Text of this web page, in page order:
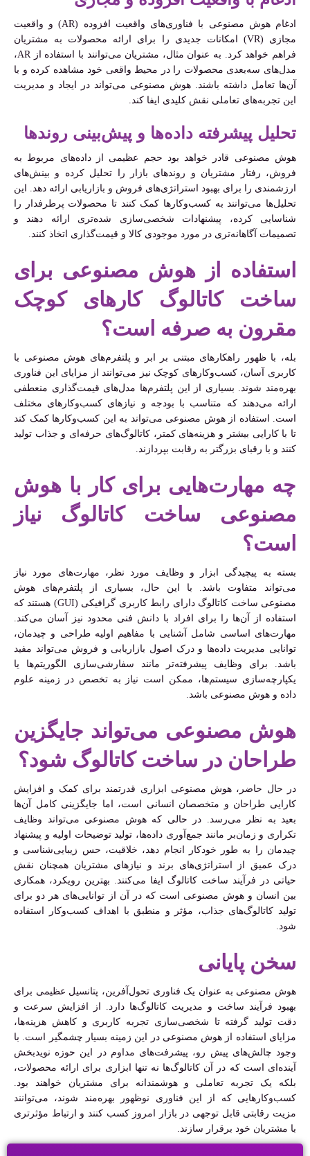
ادغام هوش مصنوعی با فناوری‌های واقعیت افزوده (AR) و واقعیت
مجازی (VR) امکانات جدیدی را برای ارائه محصولات به مشتریان
فراهم خواهد کرد. به عنوان مثال، مشتریان می‌توانند با استفاده از AR،
مدل‌های سه‌بعدی محصولات را در محیط واقعی خود مشاهده کرده و با
آن‌ها تعامل داشته باشند. هوش مصنوعی می‌تواند در ایجاد و مدیریت
این تجربه‌های تعاملی نقش کلیدی ایفا کند.
تحلیل پیشرفته داده‌ها و پیش‌بینی روندها
هوش مصنوعی قادر خواهد بود حجم عظیمی از داده‌های مربوط به
فروش، رفتار مشتریان و روندهای بازار را تحلیل کرده و بینش‌های
ارزشمندی را برای بهبود استراتژی‌های فروش و بازاریابی ارائه دهد. این
تحلیل‌ها می‌توانند به کسب‌وکارها کمک کنند تا محصولات پرطرفدار را
شناسایی کرده، پیشنهادات شخصی‌سازی شده‌تری ارائه دهند و
تصمیمات آگاهانه‌تری در مورد موجودی کالا و قیمت‌گذاری اتخاذ کنند.
استفاده از هوش مصنوعی برای
ساخت کاتالوگ کارهای کوچک
مقرون به صرفه است؟
بله، با ظهور راهکارهای مبتنی بر ابر و پلتفرم‌های هوش مصنوعی با
کاربری آسان، کسب‌وکارهای کوچک نیز می‌توانند از مزایای این فناوری
بهره‌مند شوند. بسیاری از این پلتفرم‌ها مدل‌های قیمت‌گذاری منعطفی
ارائه می‌دهند که متناسب با بودجه و نیازهای کسب‌وکارهای مختلف
است. استفاده از هوش مصنوعی می‌تواند به این کسب‌وکارها کمک کند
تا با کارایی بیشتر و هزینه‌های کمتر، کاتالوگ‌های حرفه‌ای و جذاب تولید
کنند و با رقبای بزرگتر به رقابت بپردازند.
چه مهارت‌هایی برای کار با هوش
مصنوعی ساخت کاتالوگ نیاز
است؟
بسته به پیچیدگی ابزار و وظایف مورد نظر، مهارت‌های مورد نیاز
می‌تواند متفاوت باشد. با این حال، بسیاری از پلتفرم‌های هوش
مصنوعی ساخت کاتالوگ دارای رابط کاربری گرافیکی (GUI) هستند که
استفاده از آن‌ها را برای افراد با دانش فنی محدود نیز آسان می‌کند.
مهارت‌های اساسی شامل آشنایی با مفاهیم اولیه طراحی و چیدمان،
توانایی مدیریت داده‌ها و درک اصول بازاریابی و فروش می‌تواند مفید
باشد. برای وظایف پیشرفته‌تر مانند سفارشی‌سازی الگوریتم‌ها یا
یکپارچه‌سازی سیستم‌ها، ممکن است نیاز به تخصص در زمینه علوم
داده و هوش مصنوعی باشد.
هوش مصنوعی می‌تواند جایگزین
طراحان در ساخت کاتالوگ شود؟
در حال حاضر، هوش مصنوعی ابزاری قدرتمند برای کمک و افزایش
کارایی طراحان و متخصصان انسانی است، اما جایگزینی کامل آن‌ها
بعید به نظر می‌رسد. در حالی که هوش مصنوعی می‌تواند وظایف
تکراری و زمان‌بر مانند جمع‌آوری داده‌ها، تولید توضیحات اولیه و پیشنهاد
چیدمان را به طور خودکار انجام دهد، خلاقیت، حس زیبایی‌شناسی و
درک عمیق از استراتژی‌های برند و نیازهای مشتریان همچنان نقش
حیاتی در فرآیند ساخت کاتالوگ ایفا می‌کنند. بهترین رویکرد، همکاری
بین انسان و هوش مصنوعی است که در آن از توانایی‌های هر دو برای
تولید کاتالوگ‌های جذاب، مؤثر و منطبق با اهداف کسب‌وکار استفاده
شود.
سخن پایانی
هوش مصنوعی به عنوان یک فناوری تحول‌آفرین، پتانسیل عظیمی برای
بهبود فرآیند ساخت و مدیریت کاتالوگ‌ها دارد. از افزایش سرعت و
دقت تولید گرفته تا شخصی‌سازی تجربه کاربری و کاهش هزینه‌ها،
مزایای استفاده از هوش مصنوعی در این زمینه بسیار چشمگیر است. با
وجود چالش‌های پیش رو، پیشرفت‌های مداوم در این حوزه نویدبخش
آینده‌ای است که در آن کاتالوگ‌ها نه تنها ابزاری برای ارائه محصولات،
بلکه یک تجربه تعاملی و هوشمندانه برای مشتریان خواهند بود.
کسب‌وکارهایی که از این فناوری نوظهور بهره‌مند شوند، می‌توانند
مزیت رقابتی قابل توجهی در بازار امروز کسب کنند و ارتباط مؤثرتری
با مشتریان خود برقرار سازند.